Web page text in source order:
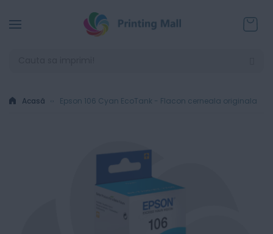
Acasă Epson 106 Cyan EcoTank - Flacon cerneala originala